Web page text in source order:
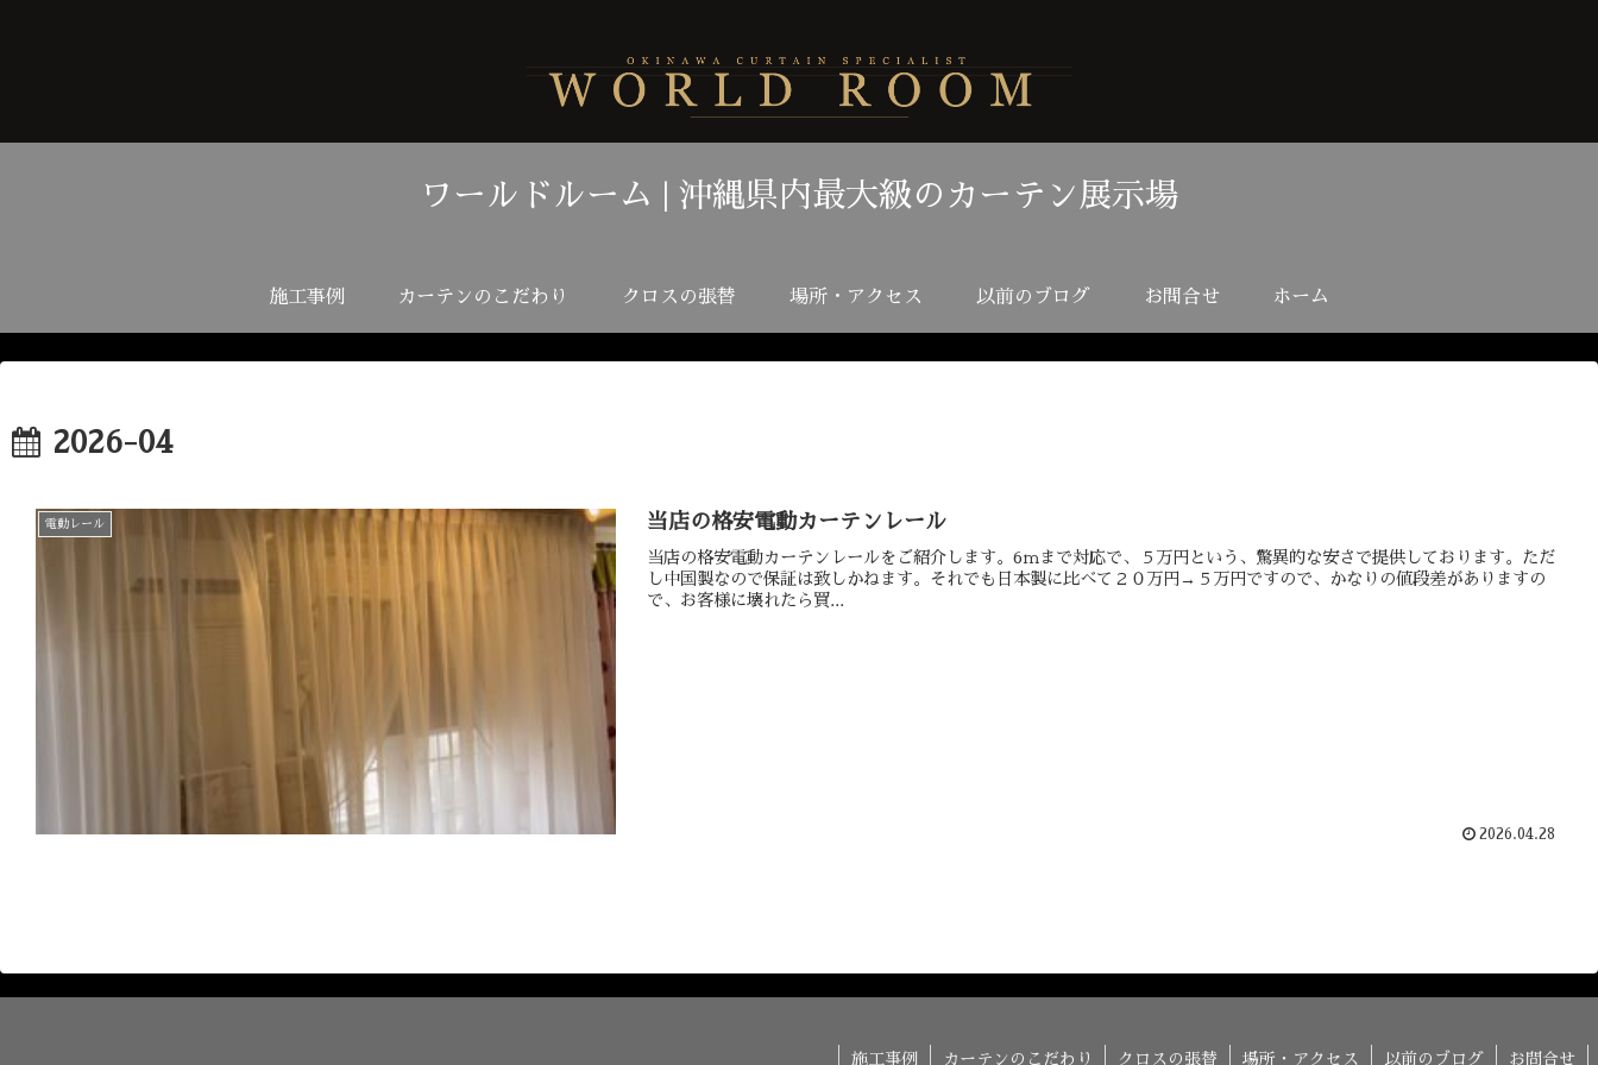
ワールドルーム | 沖縄県内最大級のカーテン展示場
施工事例 カーテンのこだわり クロスの張替 場所・アクセス 以前のブログ お問合せ ホーム
2026-04
電動レール 当店の格安電動カーテンレール
当店の格安電動カーテンレールをご紹介します。6ｍまで対応で、５万円という、驚異的な安さで提供しております。ただ
し中国製なので保証は致しかねます。それでも日本製に比べて２０万円→５万円ですので、かなりの値段差がありますの
で、お客様に壊れたら買...
2026.04.28
施工事例 カーテンのこだわり クロスの張替 場所・アクセス 以前のブログ お問合せ